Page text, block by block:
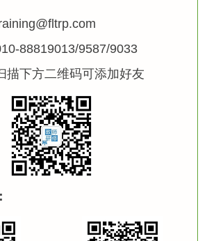
88819013/9587/9033
描下方二维码可添加好友